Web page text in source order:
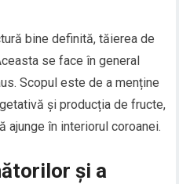
bine definită, tăierea de
se face în general
Scopul este de a menține
și producția de fructe,
ajunge în interiorul coroanei.
și a